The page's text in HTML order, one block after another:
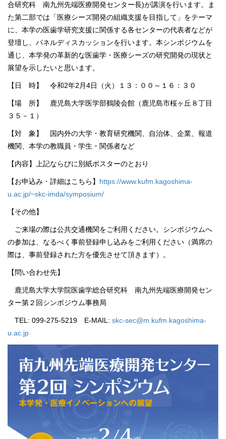
合研究科 南九州先端医療開発センター長)が講演を行います。ま
た第二部では「医療シーズ開発の組織支援を目指して」をテーマ
に、本学の医歯学研究支援に関係する各センターの代表者などが
登壇し、パネルディスカッションを行います。本シンポジウムを
通じ、本学発の革新的な医歯学・医療シーズの研究開発の現状と
展望を示したいと思います。
【日 時】 令和2年2月4日（火）１３：００～１６：３０
【場 所】 鹿児島大学医学部鶴陵会館（鹿児島市桜ヶ丘８丁目
３５－１）
【対 象】 国内外の大学・教育研究機関、自治体、企業、報道
機関、本学の教職員・学生・関係者など
【内容】上記ならびに別紙ポスターのとおり
【お申込み・詳細はこちら】 https://www.kufm.kagoshima-
u.ac.jp/~skc-imda/symposium/
【その他】
ご来場の際は公共交通機関をご利用ください。シンポジウムへ
の参加は、なるべく事前登録申し込みをご利用ください（満席の
際は、事前登録された方を優先させて頂きます）。
【問い合わせ先】
鹿児島大学大学院医歯学総合研究科 南九州先端医療開発セン
ター第２回シンポジウム事務局
TEL: 099-275-5219 E-MAIL: skc-sec@m.kufm.kagoshima-
u.ac.jp